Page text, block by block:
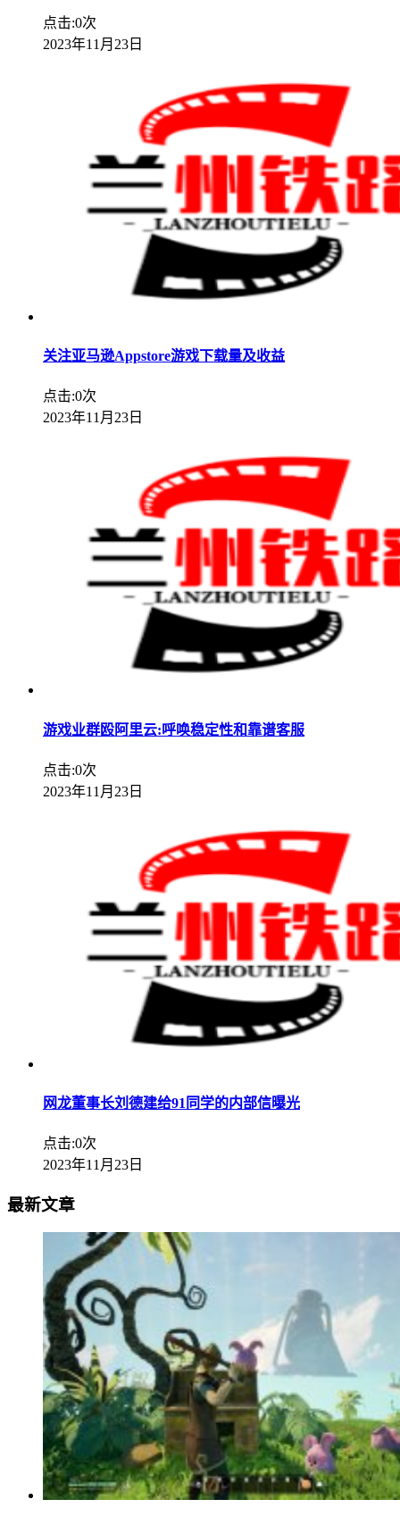
点击:0次
2023年11月23日
关注亚马逊Appstore游戏下载量及收益
点击:0次
2023年11月23日
游戏业群殴阿里云:呼唤稳定性和靠谱客服
点击:0次
2023年11月23日
网龙董事长刘德建给91同学的内部信曝光
点击:0次
2023年11月23日
最新文章